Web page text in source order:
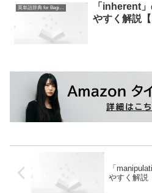
英単語辞典 for Beginners
「inherent
やすく解説
「
やすく解説